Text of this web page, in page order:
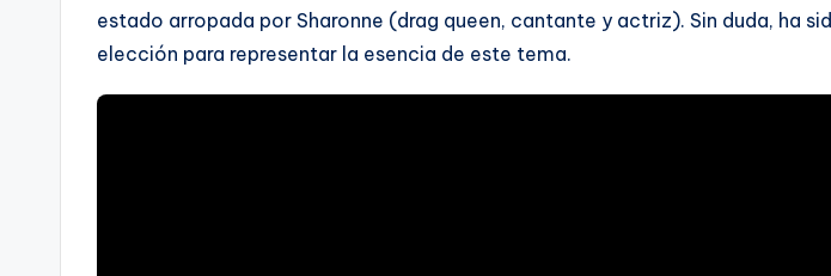
estado arropada por Sharonne (drag queen, cantante y actriz). Sin duda, ha
elección para representar la esencia de este tema.